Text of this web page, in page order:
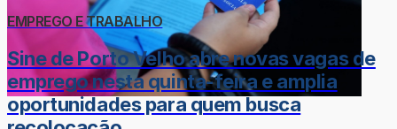
EMPREGO E TRABALHO
Sine de Porto Velho abre novas vagas de
emprego nesta quinta-feira e amplia
oportunidades para quem busca